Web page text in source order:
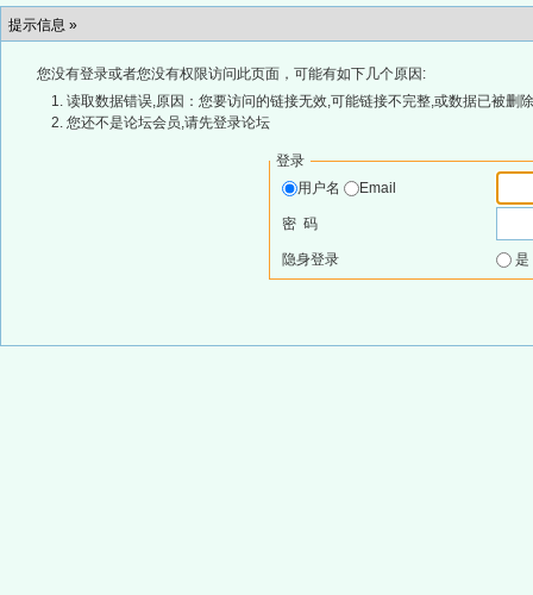
提示信息 »
您没有登录或者您没有权限访问此页面，可能有如下几个原因:
读取数据错误,原因：您要访问的链接无效,可能链接不完整,或数据已被删
您还不是论坛会员,请先登录论坛
登录
用户名
Email
密 码
隐身登录